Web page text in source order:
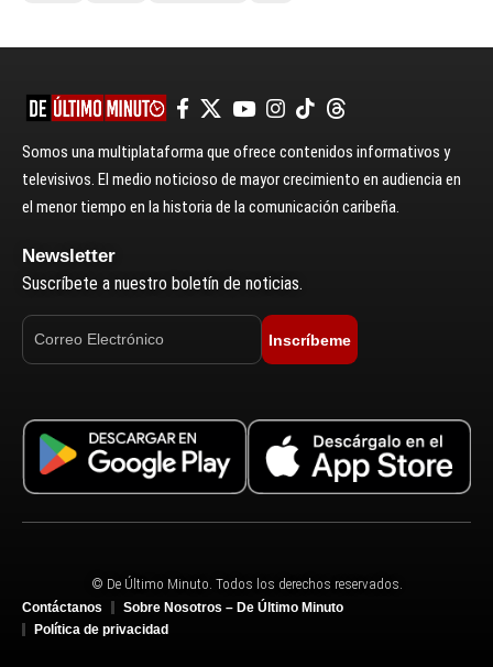
Somos una multiplataforma que ofrece contenidos informativos y
televisivos. El medio noticioso de mayor crecimiento en audiencia en
el menor tiempo en la historia de la comunicación caribeña.
Newsletter
Suscríbete a nuestro boletín de noticias.
Inscríbeme
© De Último Minuto. Todos los derechos reservados.
Contáctanos
Sobre Nosotros – De Último Minuto
Política de privacidad